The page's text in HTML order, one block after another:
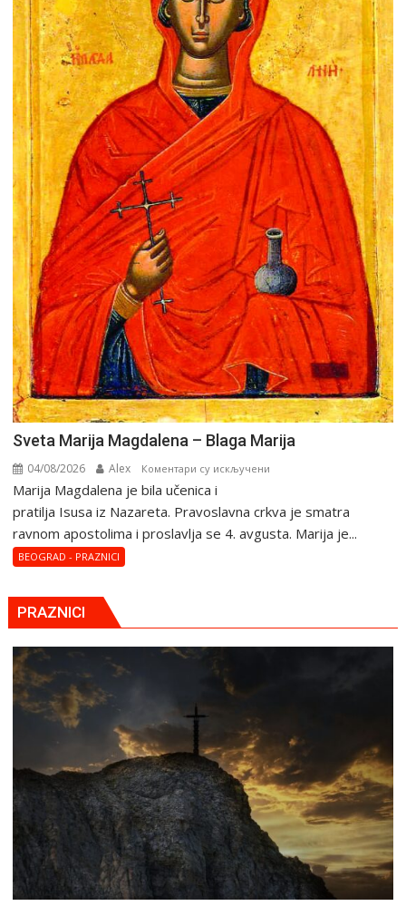
Sveta Marija Magdalena – Blaga Marija
04/08/2026 Alex Коментари су искључени
Marija
Magdalena
Marija Magdalena je bila učenica i
pratilja Isusa iz Nazareta. Pravoslavna crkva je smatra
ravnom apostolima i proslavlja se 4. avgusta. Marija je...
BEOGRAD - PRAZNICI
PRAZNICI